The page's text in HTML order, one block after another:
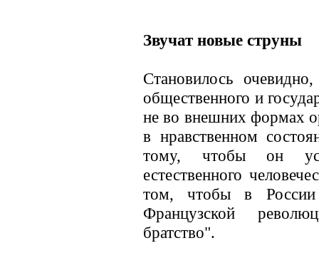
Звучат новые струны
Становилось
общественного и
не во внешних формах
в нравственном
тому, чтобы он
естественного
том, чтобы в России
Французской
братство".